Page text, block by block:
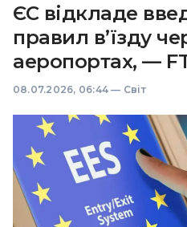
ЄС відкладе
правил в’їзду
аеропортах, —
08.07.2026, 06:44 — Світ